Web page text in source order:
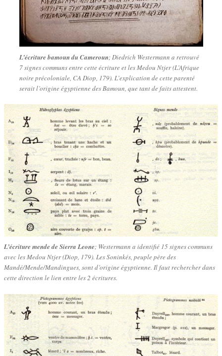
L’écriture bamoun du Cameroun; Diedrich Westermann a retrouvé
7 signes communs entre cette écriture et les Medou Ntjer (L’Afrique
noire précoloniale, CA Diop, 179). L’explication de cette parenté
serait l’origine égyptienne des Bamoun, que tant de faits attestent.
L’écriture mende de Sierra Leone; Westermann a identifié 15 signes communs
avec les Medou Ntjer (Diop, 179). Les Soninkés, peuple père des
Mandé/Mende/Mandingues, sont d’origine égyptienne. Il faut rechercher dans
cette direction le lien entre les 2 écritures.